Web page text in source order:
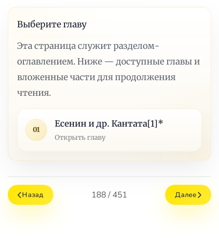
Выберите главу
Эта страница служит разделом-
оглавлением. Ниже — доступные главы и
вложенные части для продолжения
чтения.
01
Есенин и др. Кантата[1]*
Открыть главу
Назад 188 / 451 Далее